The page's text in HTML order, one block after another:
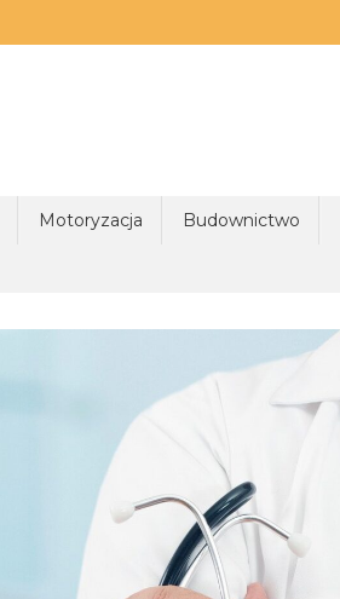
Motoryzacja Budownictwo